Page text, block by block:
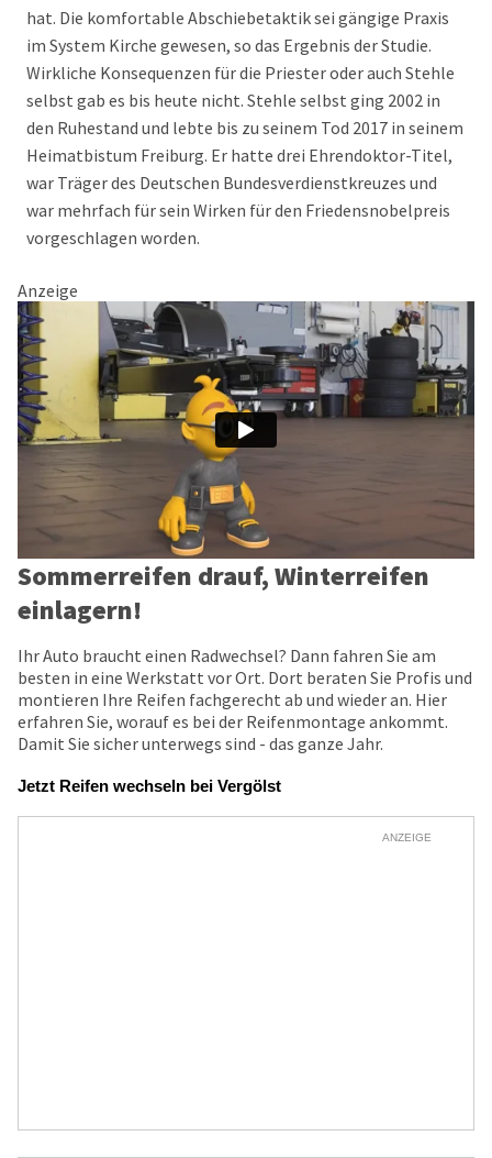
hat. Die komfortable Abschiebetaktik sei gängige Praxis
im System Kirche gewesen, so das Ergebnis der Studie.
Wirkliche Konsequenzen für die Priester oder auch Stehle
selbst gab es bis heute nicht. Stehle selbst ging 2002 in
den Ruhestand und lebte bis zu seinem Tod 2017 in seinem
Heimatbistum Freiburg. Er hatte drei Ehrendoktor-Titel,
war Träger des Deutschen Bundesverdienstkreuzes und
war mehrfach für sein Wirken für den Friedensnobelpreis
vorgeschlagen worden.
Anzeige
Sommerreifen drauf, Winterreifen
einlagern!
Ihr Auto braucht einen Radwechsel? Dann fahren Sie am
besten in eine Werkstatt vor Ort. Dort beraten Sie Profis und
montieren Ihre Reifen fachgerecht ab und wieder an. Hier
erfahren Sie, worauf es bei der Reifenmontage ankommt.
Damit Sie sicher unterwegs sind - das ganze Jahr.
Jetzt Reifen wechseln bei Vergölst
ANZEIGE